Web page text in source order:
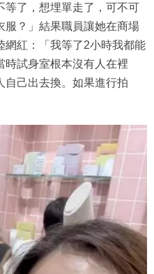
等了，想埋單走了，可不可
服？」結果職員讓她在商場
網紅：「我等了2小時我都能
時試身室根本沒有人在裡
自己出去換。如果進行拍